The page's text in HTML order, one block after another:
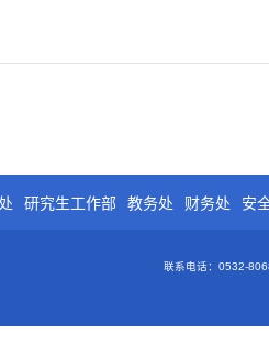
研究生工作部 教务处 财务处 安
联系电话：0532-